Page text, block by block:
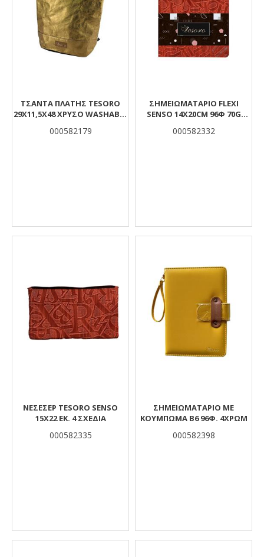
ΤΣΑΝΤΑ ΠΛΑΤΗΣ TESORO
29Χ11,5Χ48 ΧΡΥΣΟ WASHABLE
000582179
ΣΗΜΕΙΩΜΑΤΑΡΙΟ FLEXI
SENSO 14X20CM 96Φ 70G
000582332
ΝΕΣΕΣΈΡ TESORO SENSO
15X22 ΕΚ. 4 ΣΧΈΔΙΑ
000582335
ΣΗΜΕΙΩΜΑΤΑΡΙΟ ΜΕ
ΚΟΥΜΠΩΜΑ Β6 96Φ. 4ΧΡΩΜ
000582398